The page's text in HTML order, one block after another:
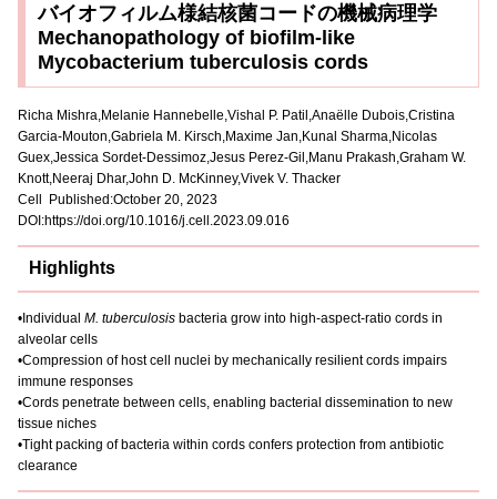
バイオフィルム様結核菌コードの機械病理学
Mechanopathology of biofilm-like
Mycobacterium tuberculosis cords
Richa Mishra,Melanie Hannebelle,Vishal P. Patil,Anaëlle Dubois,Cristina
Garcia-Mouton,Gabriela M. Kirsch,Maxime Jan,Kunal Sharma,Nicolas
Guex,Jessica Sordet-Dessimoz,Jesus Perez-Gil,Manu Prakash,Graham W.
Knott,Neeraj Dhar,John D. McKinney,Vivek V. Thacker
Cell Published:October 20, 2023
DOI:https://doi.org/10.1016/j.cell.2023.09.016
Highlights
•Individual M. tuberculosis bacteria grow into high-aspect-ratio cords in
alveolar cells
•Compression of host cell nuclei by mechanically resilient cords impairs
immune responses
•Cords penetrate between cells, enabling bacterial dissemination to new
tissue niches
•Tight packing of bacteria within cords confers protection from antibiotic
clearance